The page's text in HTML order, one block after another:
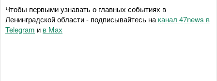
Чтобы первыми узнавать о главных событиях в
Ленинградской области - подписывайтесь на канал 47news в
Telegram и в Maх